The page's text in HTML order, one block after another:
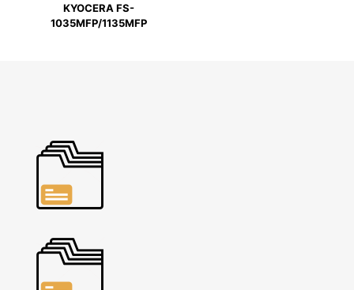
KYOCERA FS-
1035MFP/1135MFP